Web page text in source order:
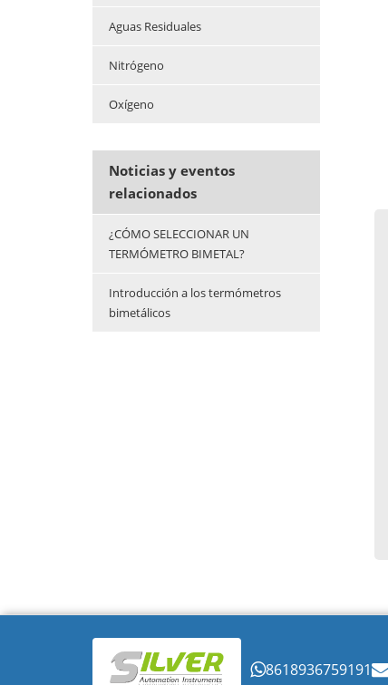
Aguas Residuales
Nitrógeno
Oxígeno
Noticias y eventos
relacionados
¿CÓMO SELECCIONAR UN
TERMÓMETRO BIMETAL?
Introducción a los termómetros
bimetálicos
8618936759191